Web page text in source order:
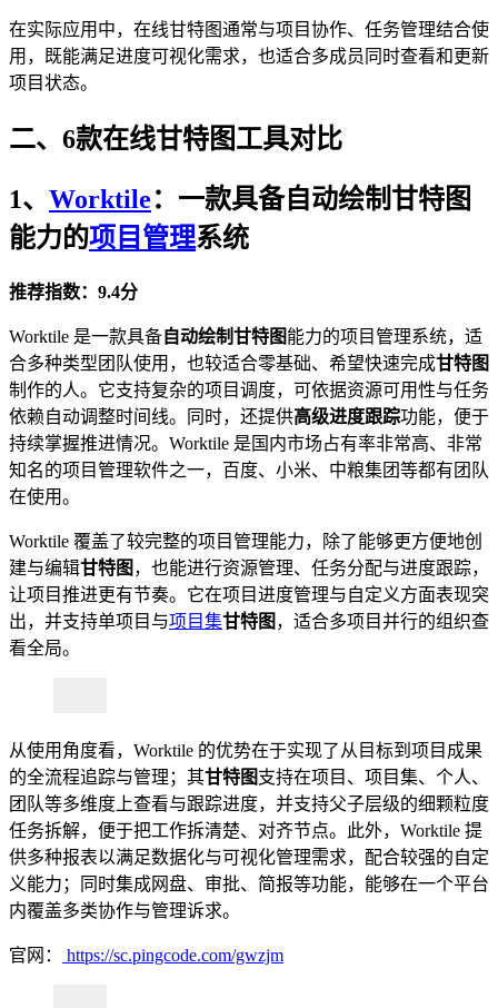
在实际应用中，在线甘特图通常与项目协作、任务管理结合使
用，既能满足进度可视化需求，也适合多成员同时查看和更新
项目状态。
二、6款在线甘特图工具对比
1、 Worktile：一款具备自动绘制甘特图
能力的项目管理系统
推荐指数：9.4分
Worktile 是一款具备自动绘制甘特图能力的项目管理系统，适
合多种类型团队使用，也较适合零基础、希望快速完成甘特图
制作的人。它支持复杂的项目调度，可依据资源可用性与任务
依赖自动调整时间线。同时，还提供高级进度跟踪功能，便于
持续掌握推进情况。Worktile 是国内市场占有率非常高、非常
知名的项目管理软件之一，百度、小米、中粮集团等都有团队
在使用。
Worktile 覆盖了较完整的项目管理能力，除了能够更方便地创
建与编辑甘特图 ，也能进行资源管理、任务分配与进度跟踪，
让项目推进更有节奏。它在项目进度管理与自定义方面表现突
出，并支持单项目与项目集甘特图 ，适合多项目并行的组织查
看全局。
从使用角度看，Worktile 的优势在于实现了从目标到项目成果
的全流程追踪与管理；其甘特图支持在项目、项目集、个人、
团队等多维度上查看与跟踪进度，并支持父子层级的细颗粒度
任务拆解，便于把工作拆清楚、对齐节点。此外，Worktile 提
供多种报表以满足数据化与可视化管理需求，配合较强的自定
义能力；同时集成网盘、审批、简报等功能，能够在一个平台
内覆盖多类协作与管理诉求。
官网： https://sc.pingcode.com/gwzjm